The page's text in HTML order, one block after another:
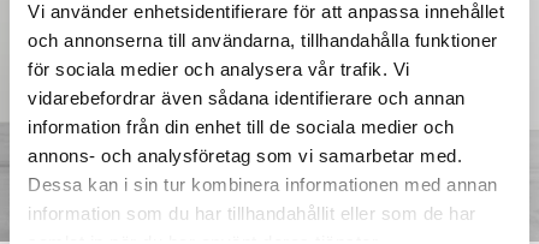
Vi använder enhetsidentifierare för att anpassa innehållet
och annonserna till användarna, tillhandahålla funktioner
för sociala medier och analysera vår trafik. Vi
vidarebefordrar även sådana identifierare och annan
information från din enhet till de sociala medier och
annons- och analysföretag som vi samarbetar med.
Dessa kan i sin tur kombinera informationen med annan
information som du har tillhandahållit eller som de har